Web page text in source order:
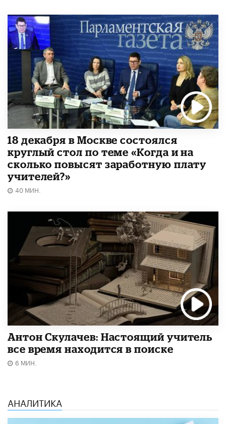
18 декабря в Москве состоялся
круглый стол по теме «Когда и на
сколько повысят заработную плату
учителей?»
40 МИН.
Антон Скулачев: Настоящий учитель
все время находится в поиске
6 МИН.
АНАЛИТИКА